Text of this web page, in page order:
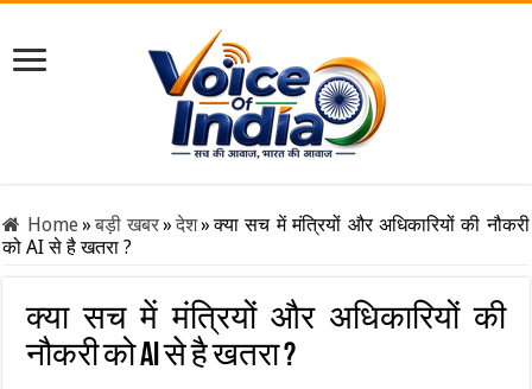
Home»बड़ी खबर» देश» क्या सच में मंत्रियों और अधिकारियों की नौकरी
को AI से है खतरा ?
क्या सच में मंत्रियों और अधिकारियों की
नौकरी को AI से है खतरा ?